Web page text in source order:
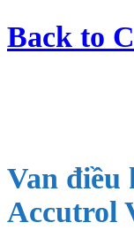
Back to
Van điều
Accutrol